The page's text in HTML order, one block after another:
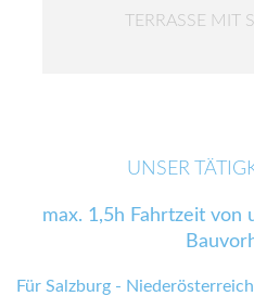
TERRASSE MIT
UNSER
max. 1,5h Fahrtzeit von
Für Salzburg -